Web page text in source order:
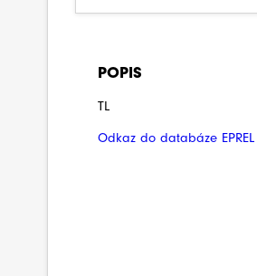
POPIS
TL
Odkaz do databáze EPREL